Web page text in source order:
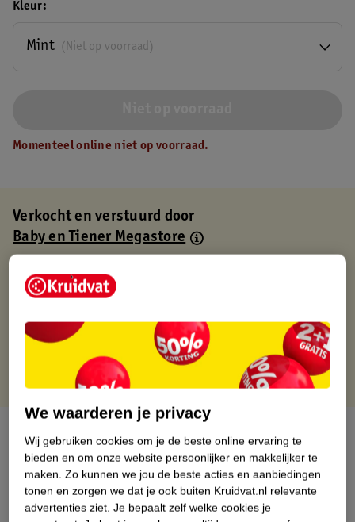
Kleur
(Niet op voorraad)
Mint
Momenteel online niet op voorraad.
Verkocht en verstuurd door
Baby en Tiener Megastore
Gratis thuisbezorgd
Gratis punten met je Kruidvat kaart
Over dit product
Productinformatie
Nature Impact Score
We waarderen je privacy
Wij gebruiken cookies om je de beste online ervaring te
bieden en om onze website persoonlijker en makkelijker te
maken. Zo kunnen we jou de beste acties en aanbiedingen
tonen en zorgen we dat je ook buiten Kruidvat.nl relevante
advertenties ziet. Je bepaalt zelf welke cookies je